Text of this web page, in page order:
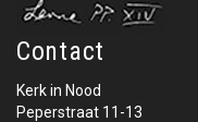
Contact
Kerk in Nood
Peperstraat 11-13